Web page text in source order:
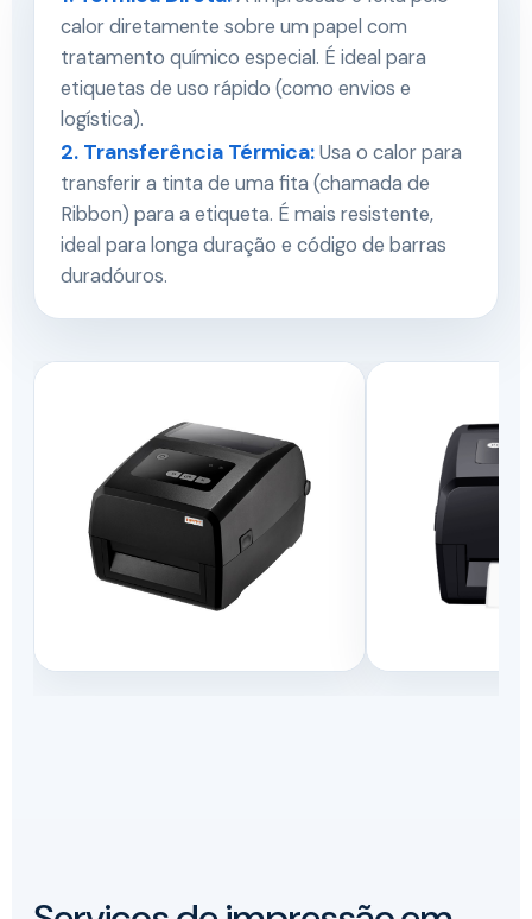
calor diretamente sobre um papel com
tratamento químico especial. É ideal para
etiquetas de uso rápido (como envios e
logística).
2. Transferência Térmica:Usa o calor para
transferir a tinta de uma fita (chamada de
Ribbon) para a etiqueta. É mais resistente,
ideal para longa duração e código de barras
duradóuros.